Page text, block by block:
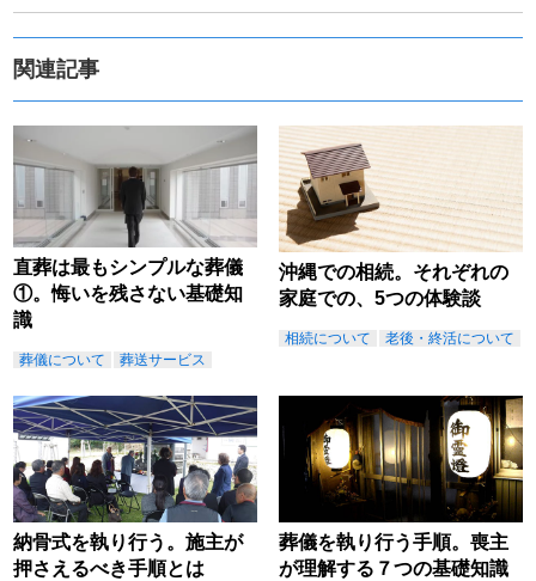
関連記事
直葬は最もシンプルな葬儀
①。悔いを残さない基礎知
識
葬儀について 葬送サービス
沖縄での相続。それぞれの
家庭での、5つの体験談
相続について 老後・終活について
納骨式を執り行う。施主が
押さえるべき手順とは
葬儀を執り行う手順。喪主
が理解する７つの基礎知識